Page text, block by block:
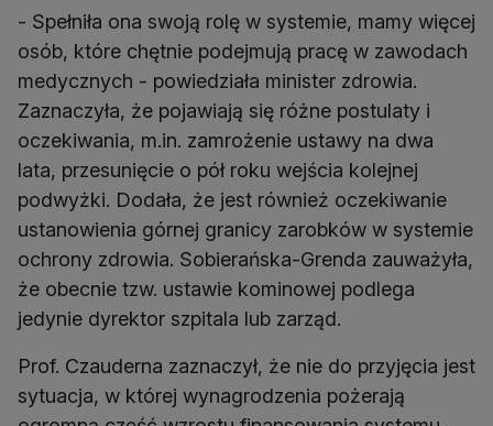
- Spełniła ona swoją rolę w systemie, mamy więcej
osób, które chętnie podejmują pracę w zawodach
medycznych - powiedziała minister zdrowia.
Zaznaczyła, że pojawiają się różne postulaty i
oczekiwania, m.in. zamrożenie ustawy na dwa
lata, przesunięcie o pół roku wejścia kolejnej
podwyżki. Dodała, że jest również oczekiwanie
ustanowienia górnej granicy zarobków w systemie
ochrony zdrowia. Sobierańska-Grenda zauważyła,
że obecnie tzw. ustawie kominowej podlega
jedynie dyrektor szpitala lub zarząd.
Prof. Czauderna zaznaczył, że nie do przyjęcia jest
sytuacja, w której wynagrodzenia pożerają